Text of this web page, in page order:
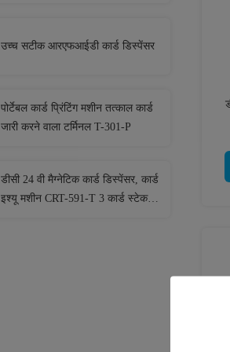
उच्च सटीक आरएफआईडी कार्ड डिस्पेंसर
पोर्टेबल कार्ड प्रिंटिंग मशीन तत्काल कार्ड
जारी करने वाला टर्मिनल T-301-P
डीसी 24 वी मैग्नेटिक कार्ड डिस्पेंसर, कार्ड
इश्यू मशीन CRT-591-T 3 कार्ड स्टेकर